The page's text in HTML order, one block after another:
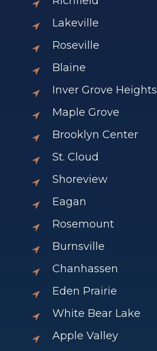
Lakeville
Roseville
Blaine
Inver Grove Heights
Maple Grove
Brooklyn Center
St. Cloud
Shoreview
Eagan
Rosemount
Burnsville
Chanhassen
Eden Prairie
White Bear Lake
Apple Valley